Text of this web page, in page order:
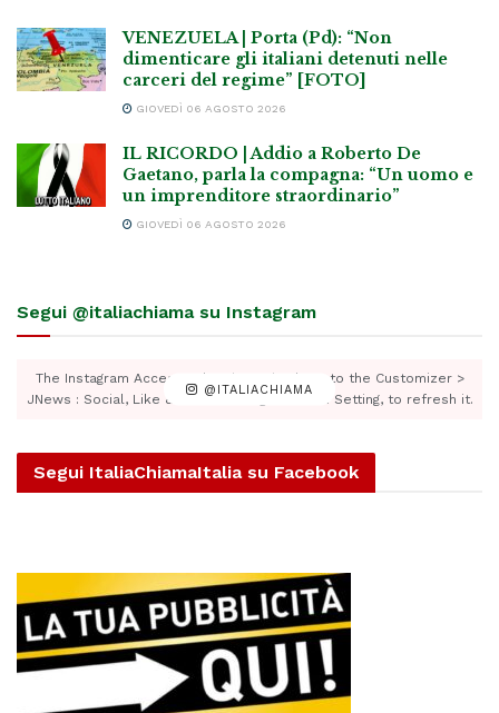
VENEZUELA | Porta (Pd): “Non
dimenticare gli italiani detenuti nelle
carceri del regime” [FOTO]
GIOVEDÌ 06 AGOSTO 2026
IL RICORDO | Addio a Roberto De
Gaetano, parla la compagna: “Un uomo e
un imprenditore straordinario”
GIOVEDÌ 06 AGOSTO 2026
Segui @italiachiama su Instagram
@ITALIACHIAMA
The Instagram Access Token is expired, Go to the Customizer >
JNews : Social, Like & View > Instagram Feed Setting, to refresh it.
Segui ItaliaChiamaItalia su Facebook